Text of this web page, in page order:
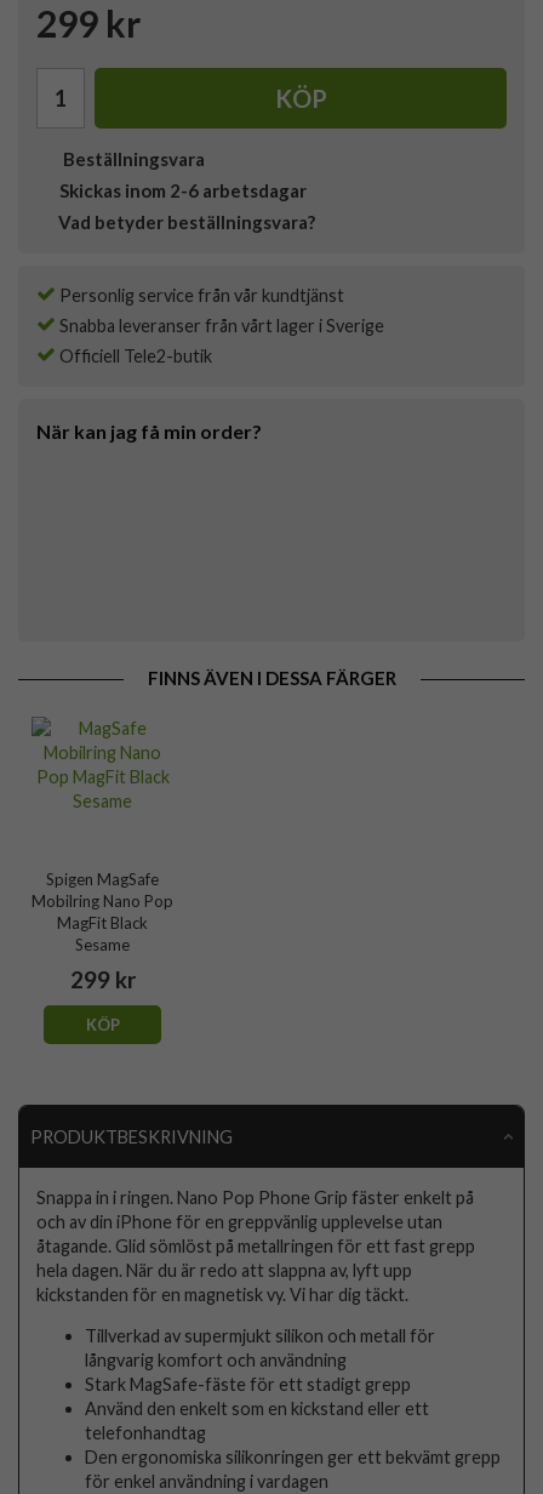
299 kr
KÖP
Beställningsvara
Skickas inom 2-6 arbetsdagar
Vad betyder beställningsvara?
Personlig service från vår kundtjänst
Snabba leveranser från vårt lager i Sverige
Officiell Tele2-butik
När kan jag få min order?
FINNS ÄVEN I DESSA FÄRGER
Spigen MagSafe
Mobilring Nano Pop
MagFit Black
Sesame
299 kr
KÖP
PRODUKTBESKRIVNING
Snappa in i ringen. Nano Pop Phone Grip fäster enkelt på
och av din iPhone för en greppvänlig upplevelse utan
åtagande. Glid sömlöst på metallringen för ett fast grepp
hela dagen. När du är redo att slappna av, lyft upp
kickstanden för en magnetisk vy. Vi har dig täckt.
Tillverkad av supermjukt silikon och metall för
långvarig komfort och användning
Stark MagSafe-fäste för ett stadigt grepp
Använd den enkelt som en kickstand eller ett
telefonhandtag
Den ergonomiska silikonringen ger ett bekvämt grepp
för enkel användning i vardagen